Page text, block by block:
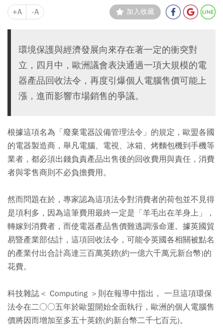
+A -A 加入收藏
環境保護與經濟發展向來存在著一定的衝突對
立，四月中，歐洲議會表決通過一項大規模的電
器產品回收法令，再度引爆個人電腦售價可能上
漲，進而影響市場銷售的爭議。
根據這項名為「廢棄電器設備管理法令」的規定，歐盟各國
的電器製造商，舉凡電腦、電視、冰箱、烤麵包機到手機等
業者，都必須出錢負責產品出售後的回收費用與責任，消費
者與零售商則不必負擔費用。
然而問題在於，專家認為這項法令對消費者的荷包並不見得
是項利多，因為這筆費用最終一定是「羊毛出在羊身上」，
轉嫁到消費者，而使電器產品售價難逃調漲命運。據英國貿
易暨產業部估計，這項回收法令，可能令英國各相關被點名
的產業付出合計高達三百萬英鎊(約一億六千萬元新台幣)的
花費。
科技雜誌＜ Computing ＞則在報導中指出， 一旦這項環保
法令在二○○五年於歐盟開始全面執行，歐洲的個人電腦售
價將因而增加至多五十英鎊(約新台幣二千七百元)。